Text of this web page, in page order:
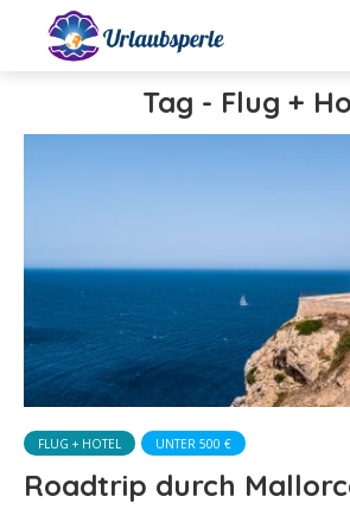
Tag - Flug +
FLUG + HOTEL UNTER 500 €
Roadtrip durch